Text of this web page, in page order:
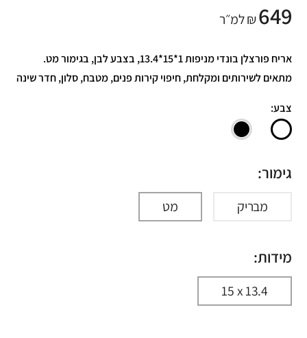
649₪ למ״ר
אריח פורצלן בונדי מניפות 1*15*13.4, בצבע לבן, בגימור מט.
מתאים לשירותים ומקלחת, חיפוי קירות פנים, מטבח, סלון, חדר שינה
צבע:
גימור:
מבריק מט
מידות:
15 x 13.4